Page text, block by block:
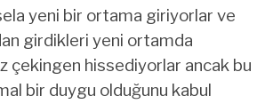
yeni bir ortama giriyorlar ve
girdikleri yeni ortamda
çekingen hissediyorlar ancak bu
bir duygu olduğunu kabul